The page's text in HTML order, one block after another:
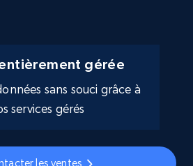
gérée
sans souci grâce à
services gérés
les ventes